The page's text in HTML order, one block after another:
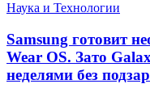
Наука и Технологии
Samsung готовит
Wear OS. Зато
неделями без